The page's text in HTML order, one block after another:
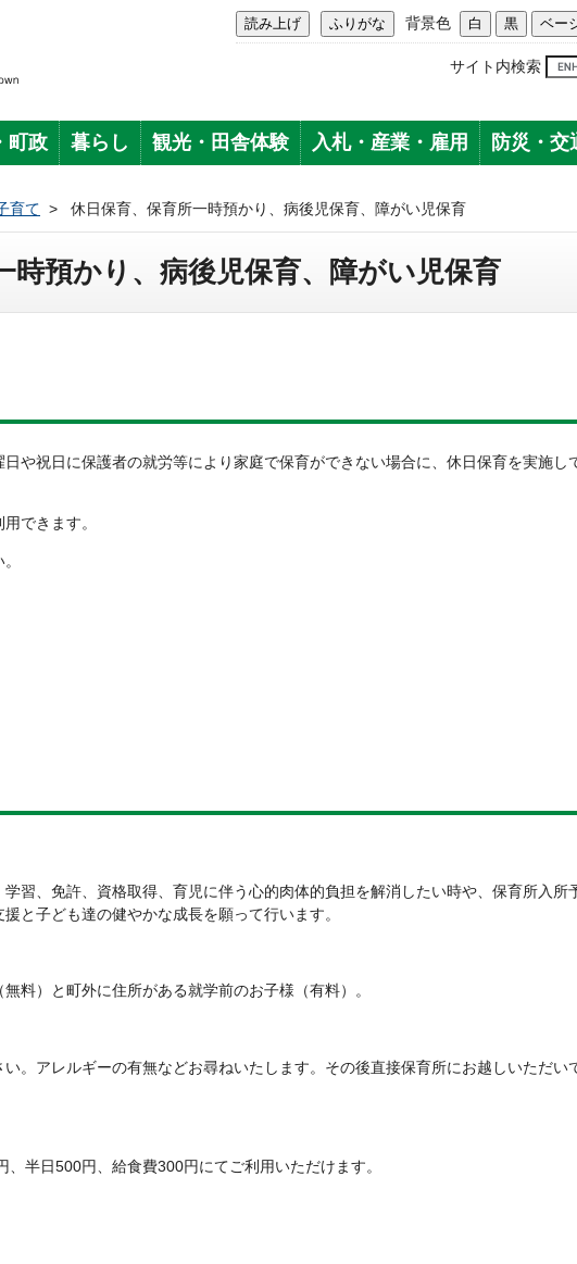
背景色
サイト内検索
町政 暮らし 観光・田舎体験 入札・産業・雇用 防災・交
育て > 休日保育、保育所一時預かり、病後児保育、障がい児保育
時預かり、病後児保育、障がい児保育
や祝日に保護者の就労等により家庭で保育ができない場合に、休日保育を実施し
できます。
習、免許、資格取得、育児に伴う心的肉体的負担を解消したい時や、保育所入所
と子ども達の健やかな成長を願って行います。
料）と町外に住所がある就学前のお子様（有料）。
。アレルギーの有無などお尋ねいたします。その後直接保育所にお越しいただい
半日500円、給食費300円にてご利用いただけます。